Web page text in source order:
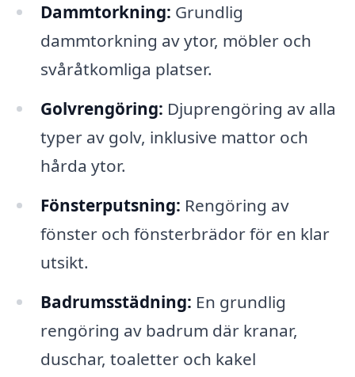
Dammtorkning: Grundlig
dammtorkning av ytor, möbler och
svåråtkomliga platser.
Golvrengöring: Djuprengöring av alla
typer av golv, inklusive mattor och
hårda ytor.
Fönsterputsning: Rengöring av
fönster och fönsterbrädor för en klar
utsikt.
Badrumsstädning: En grundlig
rengöring av badrum där kranar,
duschar, toaletter och kakel